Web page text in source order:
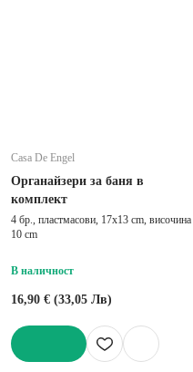
Casa De Engel
Органайзери за баня в
комплект
4 бр., пластмасови, 17x13 cm, височина
10 cm
В наличност
16,90 € (33,05 Лв)